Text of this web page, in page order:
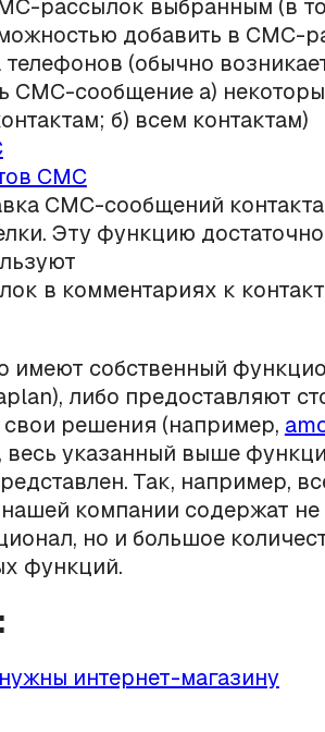
рассылок выбранным (в
добавить в СМС-
(обычно
СМС-сообщение а)
б) всем контактам)
СМС
СМС-сообщений
Эту функцию
в комментариях к
имеют собственный
либо предоставляют
решения (например,
весь указанный выше
Так, например,
нашей компании содержат не
но и большое
функций.
интернет-магазину